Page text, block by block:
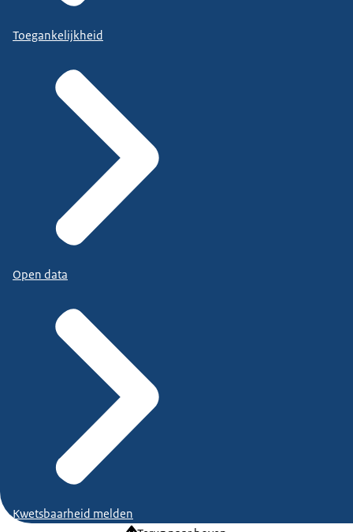
Toegankelijkheid
Open data
Kwetsbaarheid melden